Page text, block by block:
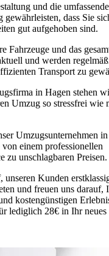
und die umfassende
gewährleisten, dass Sie
gut aufgehoben sind.
Fahrzeuge und das
und werden
Transport zu
in Hagen stehen
Umzug so stressfrei wie
Umzugsunternehmen
einem professionellen
zu unschlagbaren Preisen.
unseren Kunden
und freuen uns darauf,
kostengünstigen
lediglich 28€ in Ihr neues